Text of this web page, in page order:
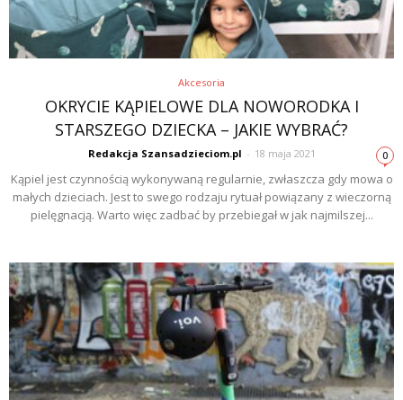
Akcesoria
OKRYCIE KĄPIELOWE DLA NOWORODKA I
STARSZEGO DZIECKA – JAKIE WYBRAĆ?
Redakcja Szansadzieciom.pl - 18 maja 2021 0
Kąpiel jest czynnością wykonywaną regularnie, zwłaszcza gdy mowa o
małych dzieciach. Jest to swego rodzaju rytuał powiązany z wieczorną
pielęgnacją. Warto więc zadbać by przebiegał w jak najmilszej...